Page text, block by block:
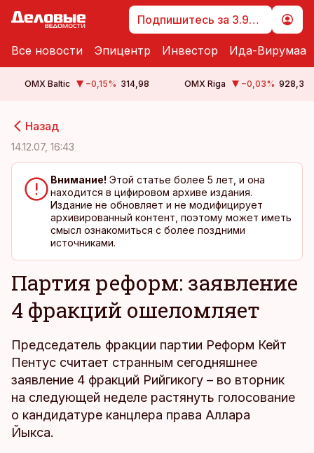
Подпишитесь за 3.99 €
Все новости Эпицентр Инвестор Ида-Вирумаа
OMX Baltic −0,15% 314,98 OMX Riga −0,03% 928,3
Назад
14.12.07, 16:43
Внимание! Этой статье более 5 лет, и она
находится в цифировом архиве издания.
Издание не обновляет и не модифицирует
архивированный контент, поэтому может иметь
смысл ознакомиться с более поздними
источниками.
Партия реформ: заявление
4 фракций ошеломляет
Председатель фракции партии Реформ Кейт
Пентус считает странным сегодняшнее
заявление 4 фракций Рийгикогу – во вторник
на следующей неделе растянуть голосование
о кандидатуре канцлера права Аллара
Йыкса.